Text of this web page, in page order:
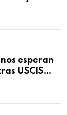
esperan
USCIS